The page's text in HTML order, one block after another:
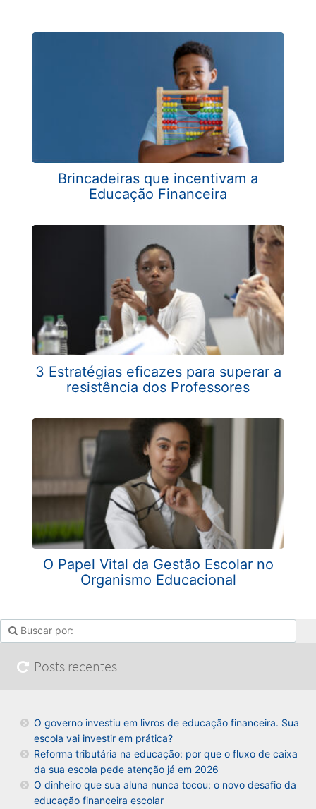
Brincadeiras que incentivam a
Educação Financeira
3 Estratégias eficazes para superar a
resistência dos Professores
O Papel Vital da Gestão Escolar no
Organismo Educacional
Posts recentes
O governo investiu em livros de educação financeira. Sua
escola vai investir em prática?
Reforma tributária na educação: por que o fluxo de caixa
da sua escola pede atenção já em 2026
O dinheiro que sua aluna nunca tocou: o novo desafio da
educação financeira escolar